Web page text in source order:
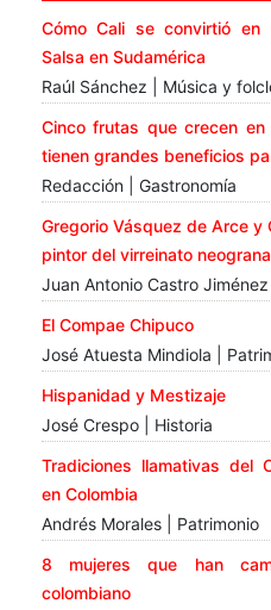
Cómo Cali se convirtió
Salsa en Sudamérica
Raúl Sánchez | Música y
Cinco frutas que crecen
tienen grandes beneficios
Redacción | Gastronomía
Gregorio Vásquez de Arce y
pintor del virreinato
Juan Antonio Castro
El Compae Chipuco
José Atuesta Mindiola |
Hispanidad y Mestizaje
José Crespo | Historia
Tradiciones llamativas del
en Colombia
Andrés Morales | Patrimonio
8 mujeres que han
colombiano